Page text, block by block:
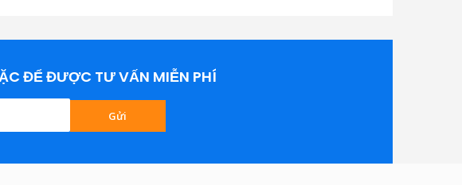
ĐỂ ĐƯỢC TƯ VẤN MIỄN PHÍ
Gửi